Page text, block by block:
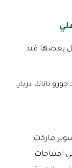
بعضها قيد
ناناك دربار.
ماركت
احتياجات